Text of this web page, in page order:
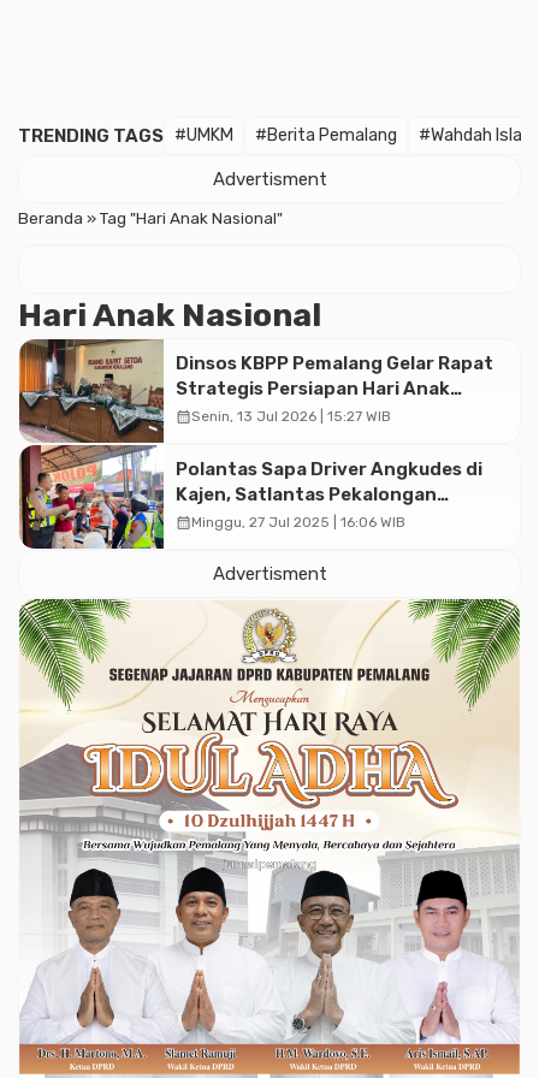
TRENDING TAGS #UMKM #Berita Pemalang #Wahdah
Advertisment
Beranda »Tag "Hari Anak Nasional"
Hari Anak Nasional
Dinsos KBPP Pemalang Gelar Rapat
Strategis Persiapan Hari Anak
Nasional ke-42
calendar_monthSenin, 13 Jul 2026 | 15:27 WIB
Polantas Sapa Driver Angkudes di
Kajen, Satlantas Pekalongan
Gaungkan Keselamatan Berlalu
calendar_monthMinggu, 27 Jul 2025 | 16:06 WIB
Advertisment